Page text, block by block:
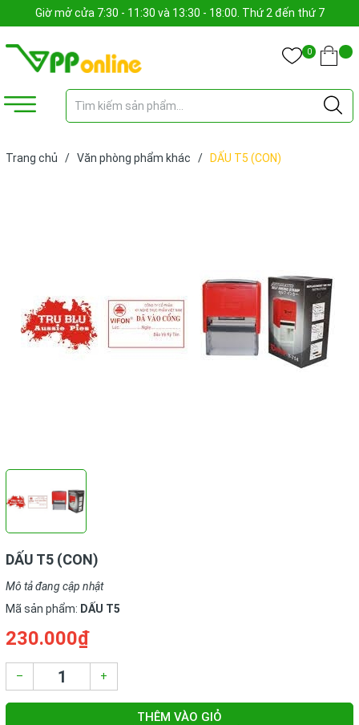
Giờ mở cửa 7:30 - 11:30 và 13:30 - 18:00. Thứ 2 đến thứ 7
0
Trang chủ / Văn phòng phẩm khác / DẤU T5 (CON)
DẤU T5 (CON)
Mô tả đang cập nhật
Mã sản phẩm: DẤU T5
230.000₫
– +
THÊM VÀO GIỎ